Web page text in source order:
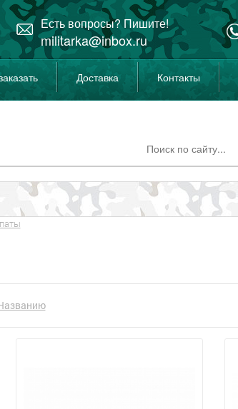
Есть вопросы? Пишите!
militarka@inbox.ru
Доставка Контакты